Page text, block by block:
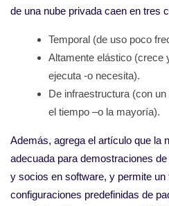
de una nube privada caen en tres
Temporal (de uso poco
Altamente elástico (crece
ejecuta -o necesita).
De infraestructura (con
el tiempo –o la mayoría).
Además, agrega el artículo que la
adecuada para demostraciones
y socios en software, y permite un
configuraciones predefinidas de